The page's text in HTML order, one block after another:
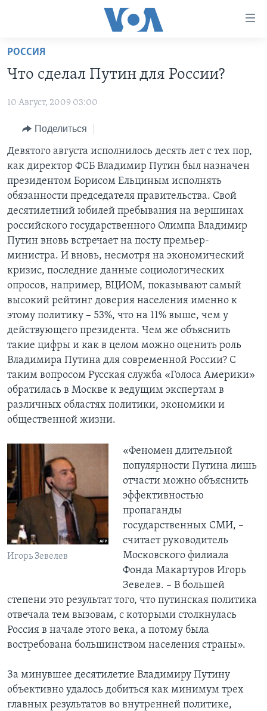
Перейти
основной
Перейти
навигации
Перейти
поиск
ПРОГРАММЫ
АМЕРИКА
НОВОСТИ ЗА МИНУТУ
ИТОГИ
ПОЧЕМУ ЭТО ВАЖНО?
ДИСКУССИЯ VOA
ДЕТАЛИ
АМЕРИКА. БОЛЬШОЕ ПУТЕШЕСТВИЕ
ПРОЕКТЫ
УЧИМ АНГЛИЙСКИЙ
НАША АМЕРИКАНСКАЯ ИСТОРИЯ
А КАК В АМЕРИКЕ?
АРТЕФАКТЫ
АМЕРИКАНСКИЕ ГОРОДКИ
ЭКСПЕРТИЗА
ИНТЕРВЬЮ
ФАКТЫ ПРОТИВ ФЕЙКОВ
ЗА СВОБОДУ ПРЕССЫ
УЧИМ АНГЛИЙСКИЙ
ВИДЕО
ПОДПИСКА НА НОВОСТИ
Learning English
СОЦИАЛЬНЫЕ СЕТИ
Языки
РОССИЯ
Что сделал Путин для России?
10 Август, 2009 03:00
Поделиться
Девятого августа исполнилось десять лет с тех пор,
как директор ФСБ Владимир Путин был назначен
президентом Борисом Ельциным исполнять
обязанности председателя правительства. Свой
десятилетний юбилей пребывания на вершинах
российского государственного Олимпа Владимир
Путин вновь встречает на посту премьер-
министра. И вновь, несмотря на экономический
кризис, последние данные социологических
опросов, например, ВЦИОМ, показывают самый
высокий рейтинг доверия населения именно к
этому политику – 53%, что на 11% выше, чем у
действующего президента. Чем же объяснить
такие цифры и как в целом можно оценить роль
Владимира Путина для современной России? С
таким вопросом Русская служба «Голоса Америки»
обратилась в Москве к ведущим экспертам в
различных областях политики, экономики и
общественной жизни.
Игорь Зевелев
«Феномен длительной
популярности Путина лишь
отчасти можно объяснить
эффективностью
пропаганды
государственных СМИ, –
считает руководитель
Московского филиала
Фонда Макартуров Игорь
Зевелев. – В большей
степени это результат того, что путинская политика
отвечала тем вызовам, с которыми столкнулась
Россия в начале этого века, а потому была
востребована большинством населения страны».
За минувшее десятилетие Владимиру Путину
объективно удалось добиться как минимум трех
главных результатов во внутренней политике,